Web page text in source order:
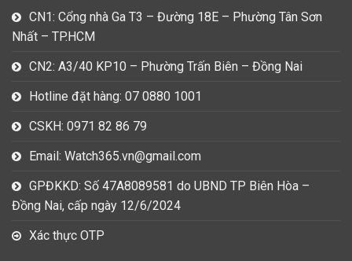
CN1: Cổng nhà Ga T3 – Đường 18E – Phường Tân Sơn
Nhất – TP.HCM
CN2: A3/40 KP10 – Phường Trấn Biên – Đồng Nai
Hotline đặt hàng: 07 0880 1001
CSKH: 0971 82 86 79
Email: Watch365.vn@gmail.com
GPĐKKD: Số 47A8089581 do UBND TP Biên Hòa –
Đồng Nai, cấp ngày 12/6/2024
Xác thực OTP